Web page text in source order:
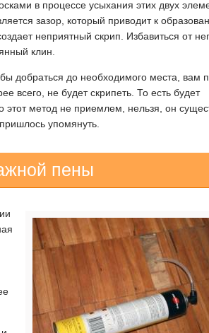
в процессе усыхания этих двух
зазор, который приводит к
неприятный скрип. Избавиться от
клин.
добраться до необходимого места, вам
всего, не будет скрипеть. То есть будет
этот метод не приемлем, нельзя, он
упомянуть.
пены